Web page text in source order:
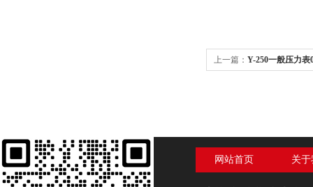
上一篇： Y-250一般压力表
网站首页 关